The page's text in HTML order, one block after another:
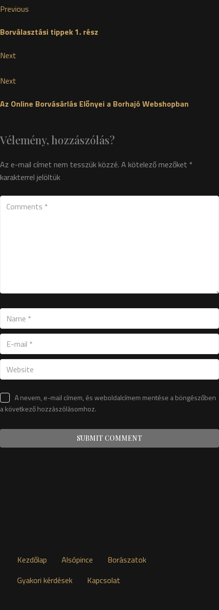
Previous
Borválasztási tippek 1. rész
Next
Next
Az Online Borvásárlás Előnyei a Borhajó Webshopban
Vélemény, hozzászólás?
Az e-mail címet nem tesszük közzé. A kötelező mezőket *
karakterrel jelöltük
A nevem, e-mail címem, és weboldalcímem mentése a böngészőben
a következő hozzászólásomhoz.
Kezdőlap Alsópince
Borászatok
Gyakori kérdések
Kapcsolat